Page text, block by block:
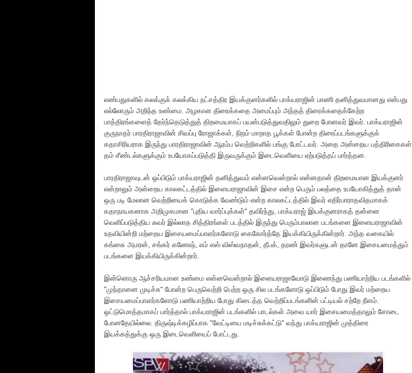
எண்பதுகளில் கலக்குக் கலக்கிய நட்சத்திர இயக்குனர்களில் பாக்யராஜின் பாணி தனித்துவமானது என்பது
எல்லோரும் அறிந்த உண்மை. அழகான திரைக்கதை அமைப்பும் அந்தத் திரைக்கதைக்கேற்ற
பாத்திரங்களைத் தேர்ந்தெடுத்துத் திறமையாகப் பயன்படுத்துவதிலும் துறை போனவர் இவர். பாக்யராஜின்
குருநாதர் பாரதிராஜாவின் சிவப்பு ரோஜாக்கள், நிறம் மாறாத பூக்கள் போன்ற திரைப்படங்களுக்குக்
கதாசிரியராக இருந்து பாரதிராஜாவின் ஆரம்ப வெற்றிகளில் பங்கு போட்டவர். அதை அன்றைய பத்திரிகைகள்
தம் சீண்டல்களுக்கும் உபயோகப்படுத்தி இருவருக்கும் இடைவெளியை ஏற்படுத்தப் பார்த்தன.
பாரதிராஜாவுடன் ஒப்பிடும் பாக்யராஜின் தனித்துவம் என்னவென்றால் என்னதான் திறமையான இயக்குனர்
என்றாலும் அன்றைய காலகட்டத்தில் இளையராஜாவின் இசை என்ற பெரும் பலத்தை உபயோகித்துத் தான்
ஒரு படி மேலான வெற்றியைக் கொடுக்க வேண்டும் என்ற காலகட்டத்தில் இவர் எதிர்பாராதவிதமாகக்
கதாநாயகனாக அறிமுகமான "புதிய வார்ப்புக்கள்" தவிர்ந்து, பாக்யராஜ் இயக்குனராகத் தன்னை
வெளிப்படுத்திய சுவர் இல்லாத சித்திரங்கள் படத்தில் இருந்து பெரும்பாலான படங்களை இளையராஜாவின்
உதவியின்றி மற்றைய இசையமைப்பாளர்களோடு கைகோர்த்தே இயக்கியிருக்கின்றார். அந்த வகையில்
கங்கை அமரன், சங்கர் கணேஷ், எம் எஸ் விஸ்வநாதன், தீபக், தரண் இவர்களுடன் தானே இசையமைத்தும்
படங்களை இயக்கியிருக்கின்றார்.
இன்னொரு ஆச்சரியமான உண்மை என்னவென்றால் இளையராஜாவோடு இணைந்து பணியாற்றிய படங்களில்
"முந்தானை முடிச்சு" போன்ற பெருவெற்றி பெற்ற ஒரு சில படங்களோடு ஒப்பிடும் போது இவர் மற்றைய
இசையமைப்பாளர்களோடு பணியாற்றிய போது கிடைத்த வெற்றிப்படங்களின் பட்டியல் சற்றே நீளம்.
ஒட்டுமொத்தமாகப் பார்த்தால் பாக்யராஜின் படங்களில் பாடல்கள் அவை யார் இசையமைத்தாலும் சோடை
போனதேயில்லை. திருஷ்டிக்கழிப்பாக "வேட்டியை மடிச்சுக்கட்டு" வந்து பாக்யராஜின் முத்திரை
இயக்கத்துக்கு ஒரு இடைவெளியைப் போட்டது.